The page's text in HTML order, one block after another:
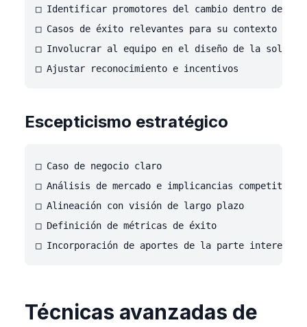
□ Identificar promotores del cambio dentro del
□ Casos de éxito relevantes para su contexto
□ Involucrar al equipo en el diseño de la
Escepticismo estratégico
□ Caso de negocio claro
□ Análisis de mercado e implicancias competitivas
□ Alineación con visión de largo plazo
□ Definición de métricas de éxito
Técnicas avanzadas de